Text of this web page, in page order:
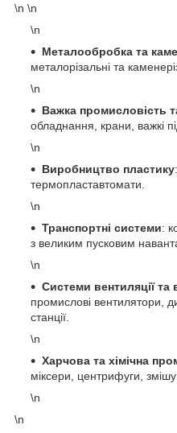
\n \n
\n
Металообробка та
металорізальні та
\n
Важка промисловість
обладнання, крани, важкі
\n
Виробництво пластику
термопластавтомати.
\n
Транспортні системи:
з великим пусковим
\n
Системи вентиляції та
промислові вентилятори,
станції.
\n
Харчова та хімічна
міксери, центрифуги,
\n
\n